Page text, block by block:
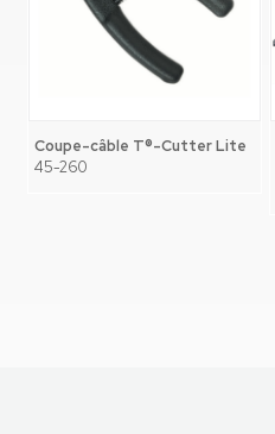
Coupe-câble T®-Cutter Lite
45-260